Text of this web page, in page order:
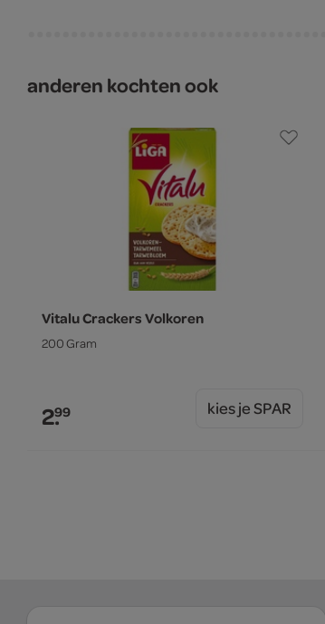
anderen kochten ook
Vitalu Crackers Volkoren
200 Gram
2.99 kies je SPAR